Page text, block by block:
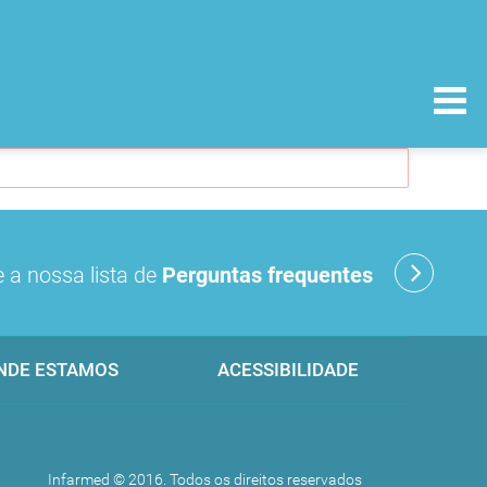
a nossa lista de Perguntas frequentes
ESTAMOS ACESSIBILIDADE
Infarmed © 2016. Todos os direitos reservados